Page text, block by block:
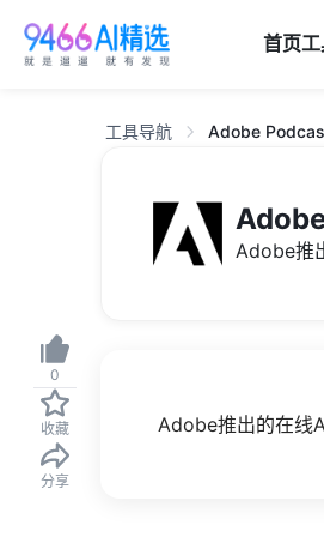
首页
0
收藏
分享
工具导航 Adobe
Adobe推
Adobe推出的在线